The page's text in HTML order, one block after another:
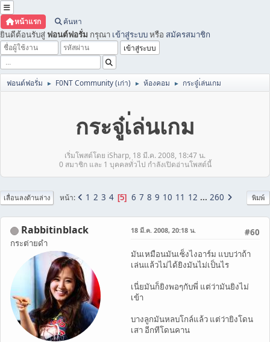
หน้าแรก ค้นหา
ยินดีต้อนรับสู่ ฟอนต์ฟอรั่ม กรุณา เข้าสู่ระบบหรือ สมัครสมาชิก
ฟอนต์ฟอรั่ม ► F0NT Community (เก่า) ► ห้องคอม ► กระจู๋เ่ล่นเกม
กระจู๋เ่ล่นเกม
เริ่มโพสต์โดย iSharp, 18 มี.ค. 2008, 18:47 น.
0 สมาชิก และ 1 บุคคลทั่วไป กำลังเปิดอ่านโพสต์นี้
พิมพ์
เลื่อนลงด้านล่าง หน้า 1 2 3 4 5 6 7 8 9 10 11 12 ... 260
Rabbitinblack
กระต่ายดำ
#60
18 มี.ค. 2008, 20:18 น.
มันเหมือนมันเซ็งไงอาร์ม แบบว่าถ้า
เล่นแล้วไม่ได้ยิงมันไม่เป็นไร
เนี่ยมันก็ยิงพอๆกับพี่ แต่ว่ามันยิงไม่
เข้า
บางลูกมันหลบโกล์แล้ว แต่ว่ายิงโดน
เสา อีกทีโดนคาน